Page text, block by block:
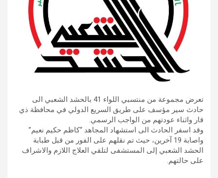
تعرض مجموعة من منتسبي اللواء 41 بالحشد الشعبي الى
حادث سير مؤسف على طريق السريع الدولي في محافظة ذي
قار واثناء عودتهم من الواجب الرسمي.
وقد اسفر الحادث الى استشهاد المجاهد “كاظم حكيم نعيم”
واصابة 19 آخرين، حيث تم نقلهم على الفور من قبل طبابة
الحشد الشعبي إلى المستشفى لتلقي العلاج اللازم والاشراف
على حالتهم.